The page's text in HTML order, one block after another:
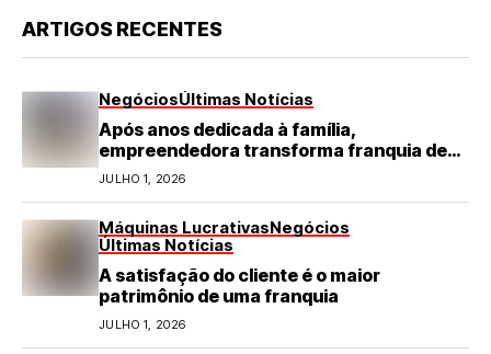
ARTIGOS RECENTES
NegóciosÚltimas Notícias
Após anos dedicada à família,
empreendedora transforma franquia de
turismo em negócio de destaque no RN
JULHO 1, 2026
Máquinas LucrativasNegócios
Últimas Notícias
A satisfação do cliente é o maior
patrimônio de uma franquia
JULHO 1, 2026